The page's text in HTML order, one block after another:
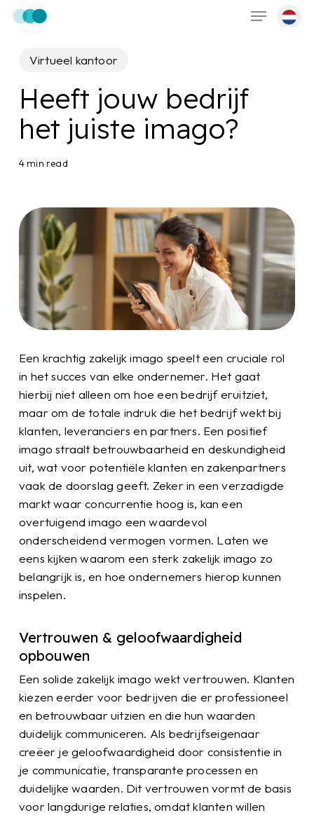
Skip
content
Menu
Virtueel kantoor
Heeft jouw bedrijf
het juiste imago?
4 min read
Een krachtig zakelijk imago speelt een cruciale rol
in het succes van elke ondernemer. Het gaat
hierbij niet alleen om hoe een bedrijf eruitziet,
maar om de totale indruk die het bedrijf wekt bij
klanten, leveranciers en partners. Een positief
imago straalt betrouwbaarheid en deskundigheid
uit, wat voor potentiële klanten en zakenpartners
vaak de doorslag geeft. Zeker in een verzadigde
markt waar concurrentie hoog is, kan een
overtuigend imago een waardevol
onderscheidend vermogen vormen. Laten we
eens kijken waarom een sterk zakelijk imago zo
belangrijk is, en hoe ondernemers hierop kunnen
inspelen.
Vertrouwen & geloofwaardigheid
opbouwen
Een solide zakelijk imago wekt vertrouwen. Klanten
kiezen eerder voor bedrijven die er professioneel
en betrouwbaar uitzien en die hun waarden
duidelijk communiceren. Als bedrijfseigenaar
creëer je geloofwaardigheid door consistentie in
je communicatie, transparante processen en
duidelijke waarden. Dit vertrouwen vormt de basis
voor langdurige relaties, omdat klanten willen